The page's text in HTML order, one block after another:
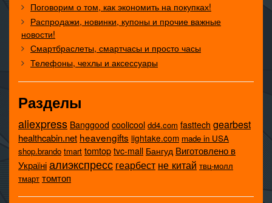
Поговорим о том, как экономить на покупках!
Распродажи, новинки, купоны и прочие важные
новости!
Смартбраслеты, смартчасы и просто часы
Телефоны, чехлы и аксессуары
Разделы
aliexpress Banggood coolicool dd4.com fasttech gearbest
healthcabin.net heavengifts lightake.com made in USA
shop.brando tmart tomtop tvc-mall Бангуд Виготовлено в
Україніалиэкспресс геарбест не китай твц-молл
тмарт томтоп